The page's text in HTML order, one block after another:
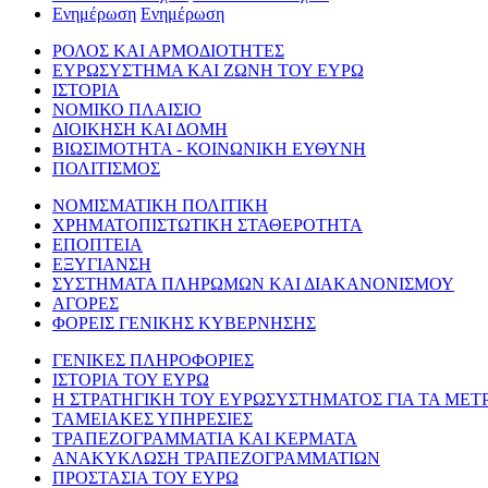
Ενημέρωση Ενημέρωση
ΡΟΛΟΣ ΚΑΙ ΑΡΜΟΔΙΟΤΗΤΕΣ
ΕΥΡΩΣΥΣΤΗΜΑ ΚΑΙ ΖΩΝΗ ΤΟΥ ΕΥΡΩ
ΙΣΤΟΡΙΑ
ΝΟΜΙΚΟ ΠΛΑΙΣΙΟ
ΔΙΟΙΚΗΣΗ ΚΑΙ ΔΟΜΗ
ΒΙΩΣΙΜΟΤΗΤΑ - ΚΟΙΝΩΝΙΚΗ ΕΥΘΥΝΗ
ΠΟΛΙΤΙΣΜΟΣ
ΝΟΜΙΣΜΑΤΙΚΗ ΠΟΛΙΤΙΚΗ
ΧΡΗΜΑΤΟΠΙΣΤΩΤΙΚΗ ΣΤΑΘΕΡΟΤΗΤΑ
ΕΠΟΠΤΕΙΑ
ΕΞΥΓΙΑΝΣΗ
ΣΥΣΤΗΜΑΤΑ ΠΛΗΡΩΜΩΝ ΚΑΙ ΔΙΑΚΑΝΟΝΙΣΜΟΥ
ΑΓΟΡΕΣ
ΦΟΡΕΙΣ ΓΕΝΙΚΗΣ ΚΥΒΕΡΝΗΣΗΣ
ΓΕΝΙΚΕΣ ΠΛΗΡΟΦΟΡΙΕΣ
ΙΣΤΟΡΙΑ ΤΟΥ ΕΥΡΩ
Η ΣΤΡΑΤΗΓΙΚΗ ΤΟΥ ΕΥΡΩΣΥΣΤΗΜΑΤΟΣ ΓΙΑ ΤΑ
ΤΑΜΕΙΑΚΕΣ ΥΠΗΡΕΣΙΕΣ
ΤΡΑΠΕΖΟΓΡΑΜΜΑΤΙΑ ΚΑΙ ΚΕΡΜΑΤΑ
ΑΝΑΚΥΚΛΩΣΗ ΤΡΑΠΕΖΟΓΡΑΜΜΑΤΙΩΝ
ΠΡΟΣΤΑΣΙΑ ΤΟΥ ΕΥΡΩ